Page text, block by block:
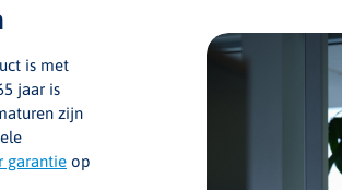
is met
jaar is
zijn
garantie op